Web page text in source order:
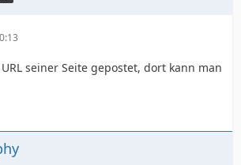
URL seiner Seite gepostet, dort kann man